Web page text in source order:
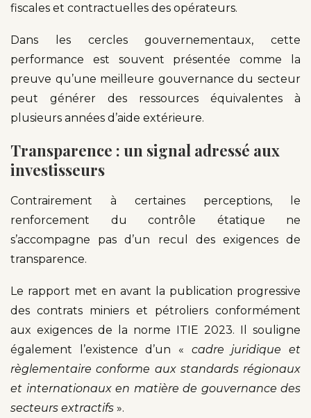
fiscales et contractuelles des opérateurs.
Dans les cercles gouvernementaux, cette
performance est souvent présentée comme la
preuve qu’une meilleure gouvernance du secteur
peut générer des ressources équivalentes à
plusieurs années d’aide extérieure.
Transparence : un signal adressé aux
investisseurs
Contrairement à certaines perceptions, le
renforcement du contrôle étatique ne
s’accompagne pas d’un recul des exigences de
transparence.
Le rapport met en avant la publication progressive
des contrats miniers et pétroliers conformément
aux exigences de la norme ITIE 2023. Il souligne
également l’existence d’un « cadre juridique et
règlementaire conforme aux standards régionaux
et internationaux en matière de gouvernance des
secteurs extractifs ».